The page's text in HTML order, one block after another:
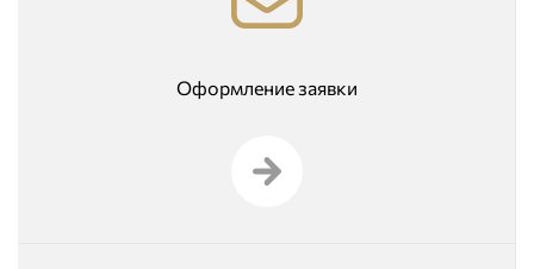
Оформление заявки